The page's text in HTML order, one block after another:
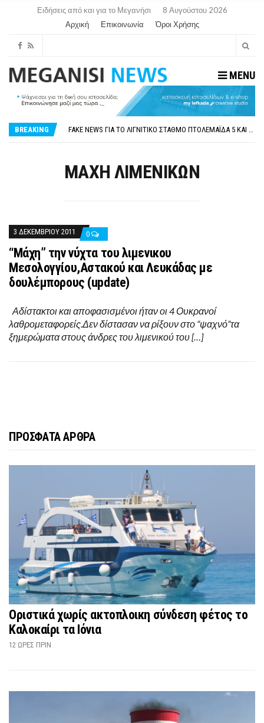
Ειδήσεις από και για το Μεγανήσι
8 Αυγούστου 2026
Αρχική
Επικοινωνία Όροι Χρήσης
MENU
BREAKING
ΟΡΙΣΤΙΚΆ ΧΩΡΊΣ ΑΚΤΟΠΛΟΙΚΗ ΣΎΝΔΕΣΗ ΦΈΤΟΣ ΤΟ ΚΑΛΟΚΑΊΡΙ ΤΑ ΙΌΝΙΑ
ΜΑΧΗ ΛΙΜΕΝΙΚΩΝ
3 ΔΕΚΕΜΒΡΊΟΥ 2011 0
“Μάχη” την νύχτα του λιμενικου
Μεσολογγίου,Αστακού και Λευκάδας με
δουλέμπορους (update)
Αδίστακτοι και αποφασισμένοι ήταν οι 4 Ουκρανοί
λαθρομεταφορείς.Δεν δίστασαν να ρίξουν στο “ψαχνό”τα
ξημερώματα στους άνδρες του λιμενικού του […]
ΠΡΟΣΦΑΤΑ ΑΡΘΡΑ
Οριστικά χωρίς ακτοπλοικη σύνδεση φέτος το
Καλοκαίρι τα Ιόνια
12 ΏΡΕΣ ΠΡΙΝ